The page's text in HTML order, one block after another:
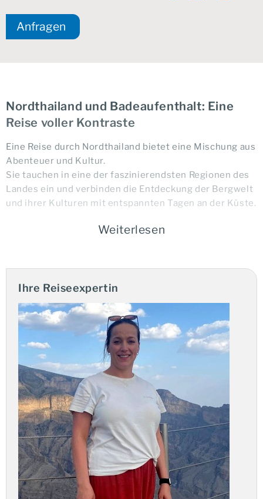
Anfragen
Nordthailand und Badeaufenthalt: Eine
Reise voller Kontraste
Eine Reise durch Nordthailand bietet eine Mischung aus
Abenteuer und Kultur.
Sie tauchen in eine der faszinierendsten Regionen des
Landes ein und verbinden die Entdeckung der Bergwelt
und ihrer Kulturen mit entspannten Tagen an der Küste.
Ihre Vorteile:
Bestseller
Deutschsprachige Reiseleitung
garantierte Durchführung ab 2 Personen
Abenteuer im Norden Thailands
Ihre Reise führt Sie zunächst in den Norden des Landes.
Städte wieChiang Rai undChiang Mai
begeistern mit
eindrucksvollen Tempeln und belebten Märkten, die das
authentische Flair Thailands widerspiegeln. Ein
Höhepunkt der Tour ist der Besuch des
Goldenen
Dreiecks, wo die Länder Laos, Thailand und Myanmar
aufeinandertreffen. Die abwechslungsreiche Bergwelt
Weiterlesen
Ihre Reiseexpertin